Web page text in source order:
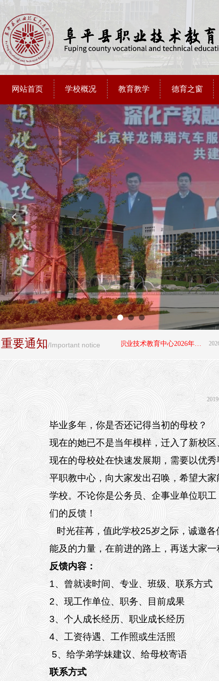
网站首页 学校概况 教育教学 德育之窗
넳
重要通知/Important notice 2026-
뀄 阜平县职业技术教育中心2026年招生简章
毕业多年，你是否还记得当初的母校？
现在的她已不是当年模样，迁入了新校
现在的母校处在快速发展期，需要以优
平职教中心，向大家发出召唤，希望大
学校。不论你是公务员、企事业单位职
们的反馈！
时光荏苒，值此学校25岁之际，诚邀
能及的力量，在前进的路上，再送大家一
反馈内容：
1、曾就读时间、专业、班级、联系方式
2、现工作单位、职务、目前成果
3、个人成长经历、职业成长经历
4、工资待遇、工作照或生活照
5、给学弟学妹建议、给母校寄语
联系方式